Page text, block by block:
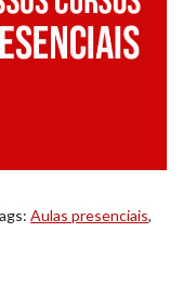
Aulas presenciais,